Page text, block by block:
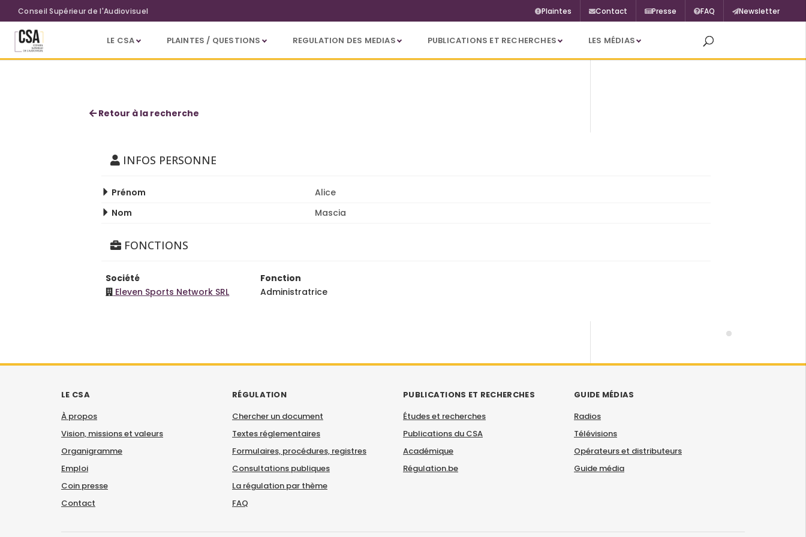
Aller au contenu principal
Conseil Supérieur de l'Audiovisuel Plaintes Contact Presse FAQ Newsletter
LE CSA PLAINTES / QUESTIONS REGULATION DES MEDIAS PUBLICATIONS ET RECHERCHES LES MÉDIAS
Alice Mascia
Retour à la recherche
INFOS PERSONNE
Prénom
Alice
Nom
Mascia
FONCTIONS
Société
Fonction
Eleven Sports Network SRL
Administratrice
LE CSA
À propos
Vision, missions et valeurs
Organigramme
Emploi
Coin presse
Contact
RÉGULATION
Chercher un document
Textes réglementaires
Formulaires, procédures, registres
Consultations publiques
La régulation par thème
FAQ
PUBLICATIONS ET RECHERCHES
Études et recherches
Publications du CSA
Académique
Régulation.be
GUIDE MÉDIAS
Radios
Télévisions
Opérateurs et distributeurs
Guide média